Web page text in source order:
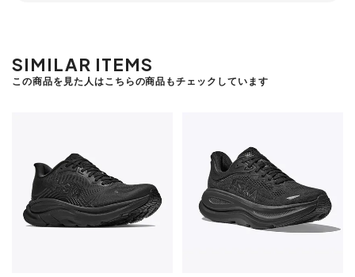
SIMILAR ITEMS
この商品を見た人はこちらの商品もチェックしています